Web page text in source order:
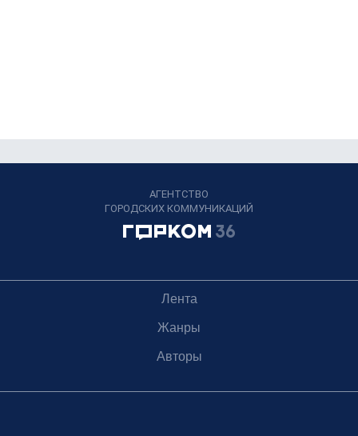
АГЕНТСТВО
ГОРОДСКИХ КОММУНИКАЦИЙ
Лента
Жанры
Авторы